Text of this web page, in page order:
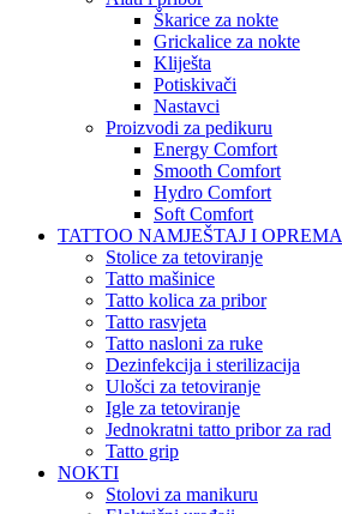
Škarice za nokte
Grickalice za nokte
Kliješta
Potiskivači
Nastavci
Proizvodi za pedikuru
Energy Comfort
Smooth Comfort
Hydro Comfort
Soft Comfort
TATTOO NAMJEŠTAJ I OPREMA
Stolice za tetoviranje
Tatto mašinice
Tatto kolica za pribor
Tatto rasvjeta
Tatto nasloni za ruke
Dezinfekcija i sterilizacija
Ulošci za tetoviranje
Igle za tetoviranje
Jednokratni tatto pribor za rad
Tatto grip
NOKTI
Stolovi za manikuru